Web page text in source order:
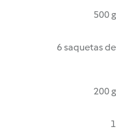
500 g
6 saquetas de
200 g
1